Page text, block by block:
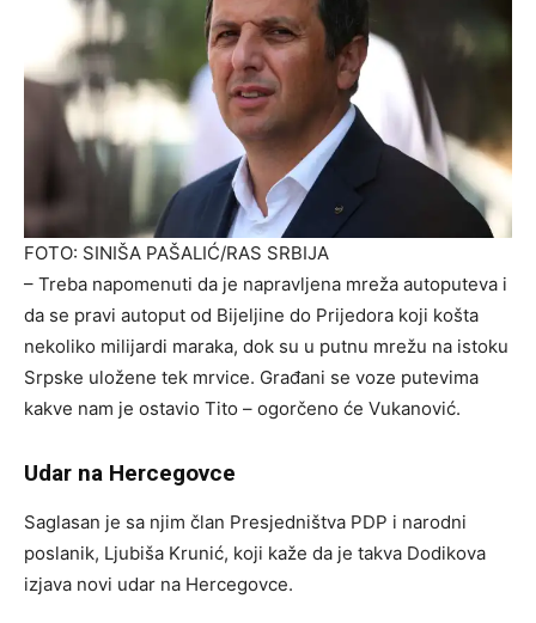
FOTO: SINIŠA PAŠALIĆ/RAS SRBIJA
– Treba napomenuti da je napravljena mreža autoputeva i
da se pravi autoput od Bijeljine do Prijedora koji košta
nekoliko milijardi maraka, dok su u putnu mrežu na istoku
Srpske uložene tek mrvice. Građani se voze putevima
kakve nam je ostavio Tito – ogorčeno će Vukanović.
Udar na Hercegovce
Saglasan je sa njim član Presjedništva PDP i narodni
poslanik, Ljubiša Krunić, koji kaže da je takva Dodikova
izjava novi udar na Hercegovce.